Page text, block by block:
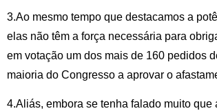
3.Ao mesmo tempo que destacamos a
elas não têm a força necessária para
em votação um dos mais de 160 pedidos
maioria do Congresso a aprovar o
4.Aliás, embora se tenha falado muito